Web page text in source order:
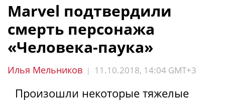
Marvel подтвердили
смерть персонажа
«Человека-паука»
Илья Мельников | 11.10.2018, 14:04 GMT+3
Произошли некоторые тяжелые